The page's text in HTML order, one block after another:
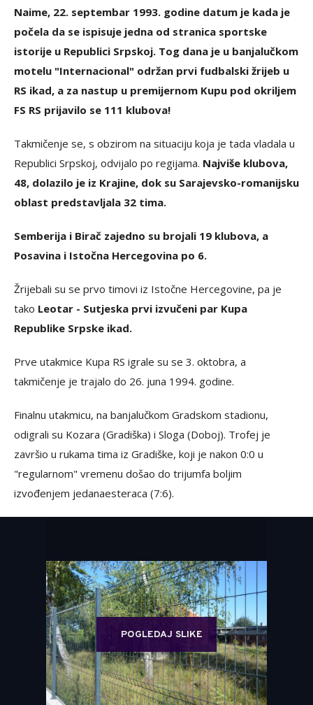
Naime, 22. septembar 1993. godine datum je kada je
počela da se ispisuje jedna od stranica sportske
istorije u Republici Srpskoj. Tog dana je u banjalučkom
motelu "Internacional" održan prvi fudbalski žrijeb u
RS ikad, a za nastup u premijernom Kupu pod okriljem
FS RS prijavilo se 111 klubova!
Takmičenje se, s obzirom na situaciju koja je tada vladala u
Republici Srpskoj, odvijalo po regijama. Najviše klubova,
48, dolazilo je iz Krajine, dok su Sarajevsko-romanijsku
oblast predstavljala 32 tima.
Semberija i Birač zajedno su brojali 19 klubova, a
Posavina i Istočna Hercegovina po 6.
Žrijebali su se prvo timovi iz Istočne Hercegovine, pa je
tako Leotar - Sutjeska prvi izvučeni par Kupa
Republike Srpske ikad.
Prve utakmice Kupa RS igrale su se 3. oktobra, a
takmičenje je trajalo do 26. juna 1994. godine.
Finalnu utakmicu, na banjalučkom Gradskom stadionu,
odigrali su Kozara (Gradiška) i Sloga (Doboj). Trofej je
završio u rukama tima iz Gradiške, koji je nakon 0:0 u
"regularnom" vremenu došao do trijumfa boljim
izvođenjem jedanaesteraca (7:6).
POGLEDAJ SLIKE